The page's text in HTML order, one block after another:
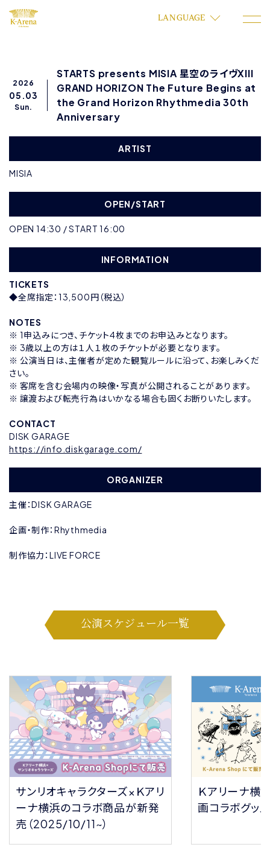
LANGUAGE
2026
05.03
Sun.
STARTS presents MISIA 星空のライヴXIII
GRAND HORIZON The Future Begins at
the Grand Horizon Rhythmedia 30th
Anniversary
ARTIST
MISIA
OPEN/START
OPEN 14:30 / START 16:00
INFORMATION
TICKETS
◆全席指定：13,500円（税込）
NOTES
※ 1申込みにつき、チケット4枚までのお申込みとなります。
※ 3歳以上の方は１人１枚のチケットが必要となります。
※ 公演当日は、主催者が定めた観覧ルールに沿って、お楽しみくだ
さい。
※ 客席を含む会場内の映像・写真が公開されることがあります。
※ 譲渡および転売行為はいかなる場合も固くお断りいたします。
CONTACT
DISK GARAGE
https://info.diskgarage.com/
ORGANIZER
主催：DISK GARAGE
企画・制作：Rhythmedia
制作協力：LIVE FORCE
公演スケジュール一覧
サンリオキャラクターズ×Ｋアリ
ーナ横浜のコラボ商品が新発
売（2025/10/11~）
Ｋアリーナ横
画コラボグッ